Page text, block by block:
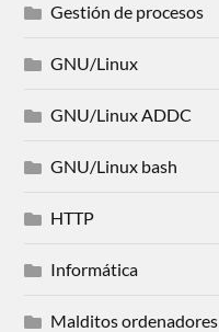
Gestión de procesos
GNU/Linux
GNU/Linux ADDC
GNU/Linux bash
HTTP
Informática
Malditos ordenadores